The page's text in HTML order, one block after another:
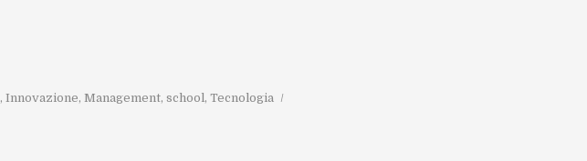
, Innovazione, Management, school, Tecnologia